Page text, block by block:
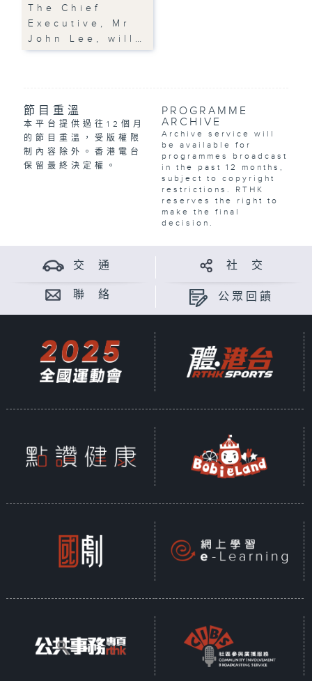
The Chief
Executive, Mr
John Lee, will…
節目重溫
本平台提供過往12個月
的節目重溫，受版權限
制內容除外。香港電台
保留最終決定權。
PROGRAMME
ARCHIVE
Archive service will
be available for
programmes broadcast
in the past 12 months,
subject to copyright
restrictions. RTHK
reserves the right to
make the final
decision.
交 通 社 交
聯 絡 公眾回饋